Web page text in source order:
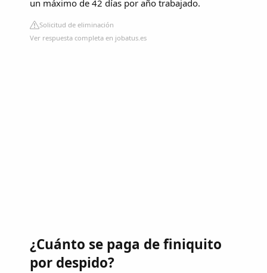
un máximo de 42 días por año trabajado.
Solicitud de eliminación
Ver respuesta completa en jobatus.es
¿Cuánto se paga de finiquito
por despido?